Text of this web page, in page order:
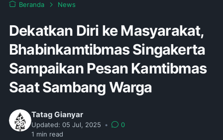
Beranda News
Dekatkan Diri ke Masyarakat,
Bhabinkamtibmas Singakerta
Sampaikan Pesan Kamtibmas
Saat Sambang Warga
Tatag Gianyar
Updated: 05 Jul, 2025 •
0
1 min read